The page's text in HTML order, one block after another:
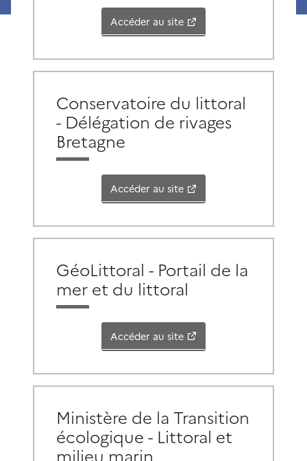
Accéder au site
Conservatoire du littoral
- Délégation de rivages
Bretagne
Accéder au site
GéoLittoral - Portail de la
mer et du littoral
Accéder au site
Ministère de la Transition
écologique - Littoral et